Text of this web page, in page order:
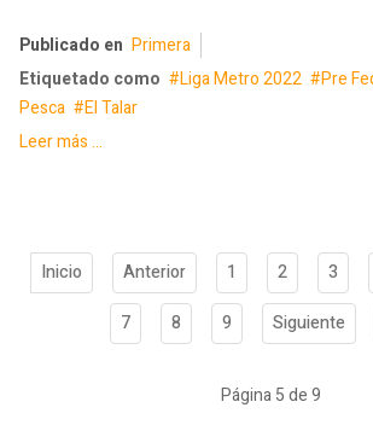
Publicado en Primera
Etiquetado como
Liga Metro 2022 Pre
Pesca
El Talar
Leer más ...
Inicio Anterior 1 2 3
7
8 9 Siguiente
Página 5 de 9